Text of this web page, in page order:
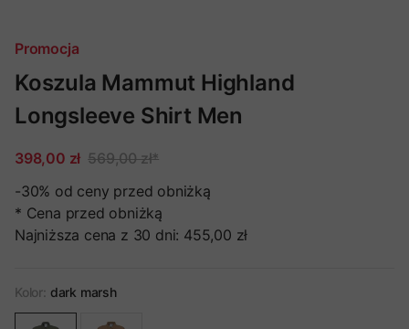
Promocja
Koszula Mammut Highland
Longsleeve Shirt Men
398,00 zł 569,00 zł*
-30% od ceny przed obniżką
* Cena przed obniżką
Najniższa cena z 30 dni: 455,00 zł
Kolor: dark marsh